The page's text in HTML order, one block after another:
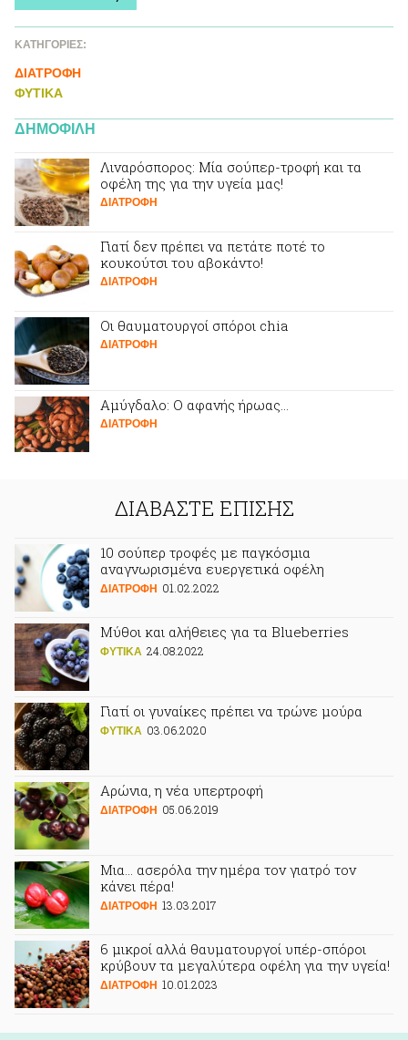
ΚΑΤΗΓΟΡΙΕΣ:
ΔΙΑΤΡΟΦΗ
ΦΥΤΙΚA
ΔΗΜΟΦΙΛΗ
Λιναρόσπορος: Mία σούπερ-τροφή και τα
οφέλη της για την υγεία μας!
ΔΙΑΤΡΟΦΗ
Γιατί δεν πρέπει να πετάτε ποτέ το
κουκούτσι του αβοκάντο!
ΔΙΑΤΡΟΦΗ
Oι θαυματουργοί σπόροι chia
ΔΙΑΤΡΟΦΗ
Αμύγδαλο: Ο αφανής ήρωας…
ΔΙΑΤΡΟΦΗ
ΔΙΑΒΑΣΤΕ ΕΠΙΣΗΣ
10 σούπερ τροφές με παγκόσμια
αναγνωρισμένα ευεργετικά οφέλη
ΔΙΑΤΡΟΦΗ 01.02.2022
Μύθοι και αλήθειες για τα Blueberries
ΦΥΤΙΚA 24.08.2022
Γιατί οι γυναίκες πρέπει να τρώνε μούρα
ΦΥΤΙΚA 03.06.2020
Αρώνια, η νέα υπερτροφή
ΔΙΑΤΡΟΦΗ 05.06.2019
Μια… ασερόλα την ημέρα τον γιατρό τον
κάνει πέρα!
ΔΙΑΤΡΟΦΗ 13.03.2017
6 μικροί αλλά θαυματουργοί υπέρ-σπόροι
κρύβουν τα μεγαλύτερα οφέλη για την υγεία!
ΔΙΑΤΡΟΦΗ 10.01.2023